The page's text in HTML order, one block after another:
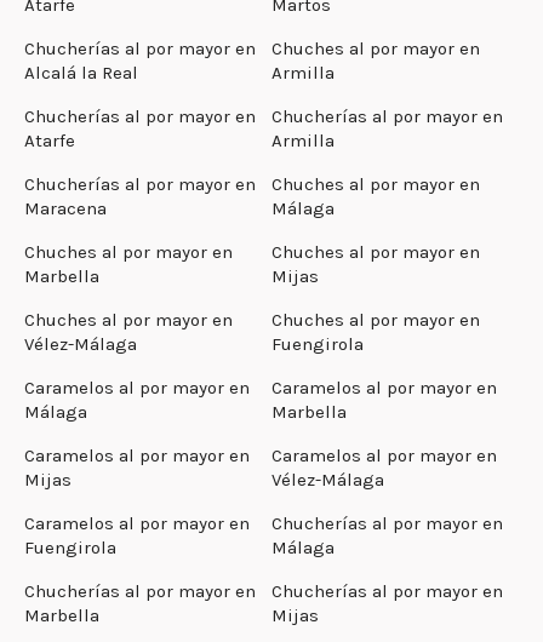
Chucherías al por mayor en
Alcalá la Real
Chuches al por mayor en
Armilla
Chucherías al por mayor en
Atarfe
Chucherías al por mayor en
Armilla
Chucherías al por mayor en
Maracena
Chuches al por mayor en
Málaga
Chuches al por mayor en
Marbella
Chuches al por mayor en
Mijas
Chuches al por mayor en
Vélez-Málaga
Chuches al por mayor en
Fuengirola
Caramelos al por mayor en
Málaga
Caramelos al por mayor en
Marbella
Caramelos al por mayor en
Mijas
Caramelos al por mayor en
Vélez-Málaga
Caramelos al por mayor en
Fuengirola
Chucherías al por mayor en
Málaga
Chucherías al por mayor en
Marbella
Chucherías al por mayor en
Mijas